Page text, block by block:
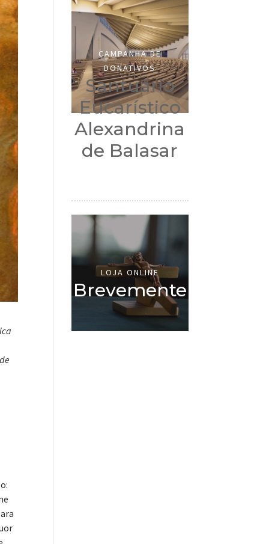
CAMPANHA DE
DONATIVOS
Santuário
Eucarístico
Alexandrina
de Balasar
LOJA ONLINE
Brevemente